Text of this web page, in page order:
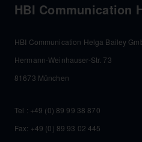
HBI Communication
HBI Communication Helga Bailey
Hermann-Weinhauser-Str. 73
81673 München
Tel : +49 (0) 89 99 38 870
Fax: +49 (0) 89 93 02 445